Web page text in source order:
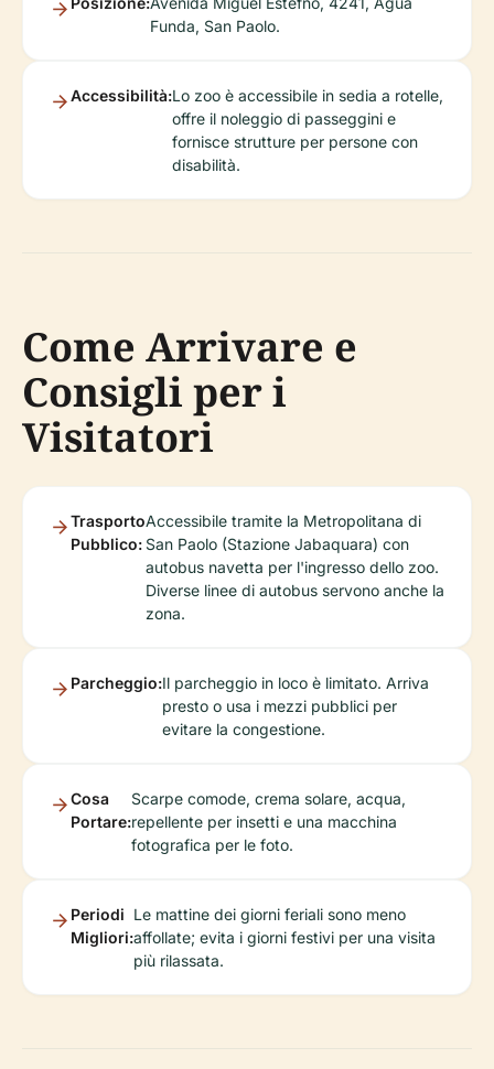
Funda, San Paolo.
Accessibilità:Lo zoo è accessibile in sedia a rotelle,
offre il noleggio di passeggini e
fornisce strutture per persone con
disabilità.
Come Arrivare e
Consigli per i
Visitatori
Trasporto
Pubblico:
Accessibile tramite la Metropolitana di
San Paolo (Stazione Jabaquara) con
autobus navetta per l'ingresso dello zoo.
Diverse linee di autobus servono anche la
zona.
Parcheggio:Il parcheggio in loco è limitato. Arriva
presto o usa i mezzi pubblici per
evitare la congestione.
Cosa
Portare:
Scarpe comode, crema solare, acqua,
repellente per insetti e una macchina
fotografica per le foto.
Periodi
Migliori:
Le mattine dei giorni feriali sono meno
affollate; evita i giorni festivi per una visita
più rilassata.